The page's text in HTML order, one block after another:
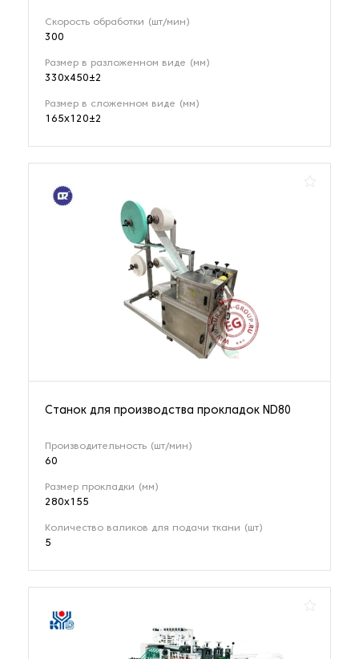
Скорость обработки (шт/мин)
300
Размер в разложенном виде (мм)
330х450±2
Размер в сложенном виде (мм)
165х120±2
Станок для производства прокладок ND80
Производительность (шт/мин)
60
Размер прокладки (мм)
280х155
Количество валиков для подачи ткани (шт)
5